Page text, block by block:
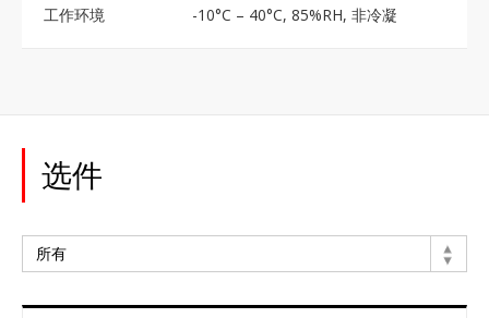
工作环境 -10°C – 40°C, 85%RH, 非冷凝
选件